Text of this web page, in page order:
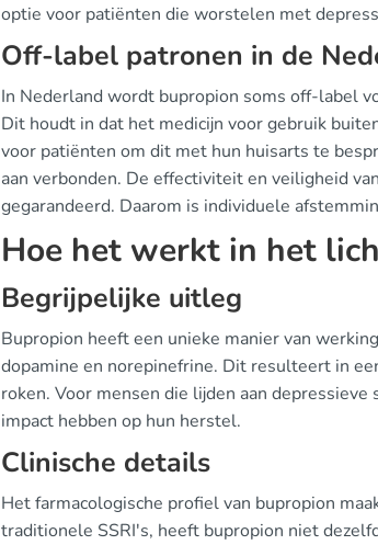
optie voor patiënten die worstelen met
Off-label patronen in de
In Nederland wordt bupropion soms off-label
Dit houdt in dat het medicijn voor gebruik
voor patiënten om dit met hun huisarts te
aan verbonden. De effectiviteit en veiligheid
gegarandeerd. Daarom is individuele
Hoe het werkt in het
Begrijpelijke uitleg
Bupropion heeft een unieke manier van
dopamine en norepinefrine. Dit resulteert in
roken. Voor mensen die lijden aan
impact hebben op hun herstel.
Clinische details
Het farmacologische profiel van bupropion
traditionele SSRI's, heeft bupropion niet